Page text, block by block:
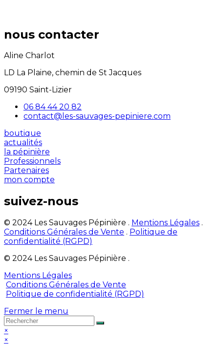
nous contacter
Aline Charlot
LD La Plaine, chemin de St Jacques
09190 Saint-Lizier
06 84 44 20 82
contact@les-sauvages-pepiniere.com
boutique
actualités
la pépinière
Professionnels
Partenaires
mon compte
suivez-nous
© 2024 Les Sauvages Pépinière . Mentions Légales .
Conditions Générales de Vente . Politique de
confidentialité (RGPD)
© 2024 Les Sauvages Pépinière .
Mentions Légales
Conditions Générales de Vente
Politique de confidentialité (RGPD)
Fermer le menu
×
×